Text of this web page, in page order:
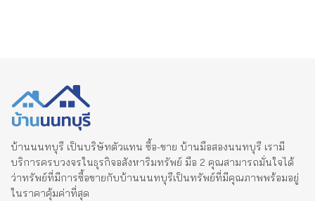
บ้านนนทบุรี เป็นบริษัทตัวแทน ซื้อ-ขาย บ้านมือสองนนทบุรี เรามี
บริการครบวงจรในธุรกิจอสังหาริมทรัพย์ มือ 2 คุณสามารถมั่นใจได้
ว่าทรัพย์ที่มีการซื้อขายกับบ้านนนทบุรีเป็นทรัพย์ที่มีคุณภาพพร้อมอยู่
ในราคาคุ้มค่าที่สุด